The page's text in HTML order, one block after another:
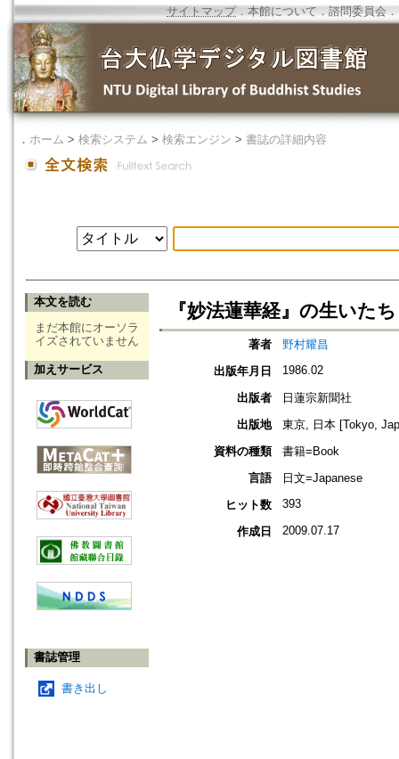
サイトマップ．本館について ． 諮問委員会 ．
． ホーム > 検索システム > 検索エンジン > 書誌の詳細内容
本文を読む
まだ本館にオーソラ
イズされていません
加えサービス
書誌管理
書き出し
『妙法蓮華経』の生いた
著者
野村耀昌
出版年月日
1986.02
出版者
日蓮宗新聞社
出版地
東京, 日本 [Tokyo,
資料の種類
書籍=Book
言語
日文=Japanese
ヒット数
393
作成日 2009.07.17